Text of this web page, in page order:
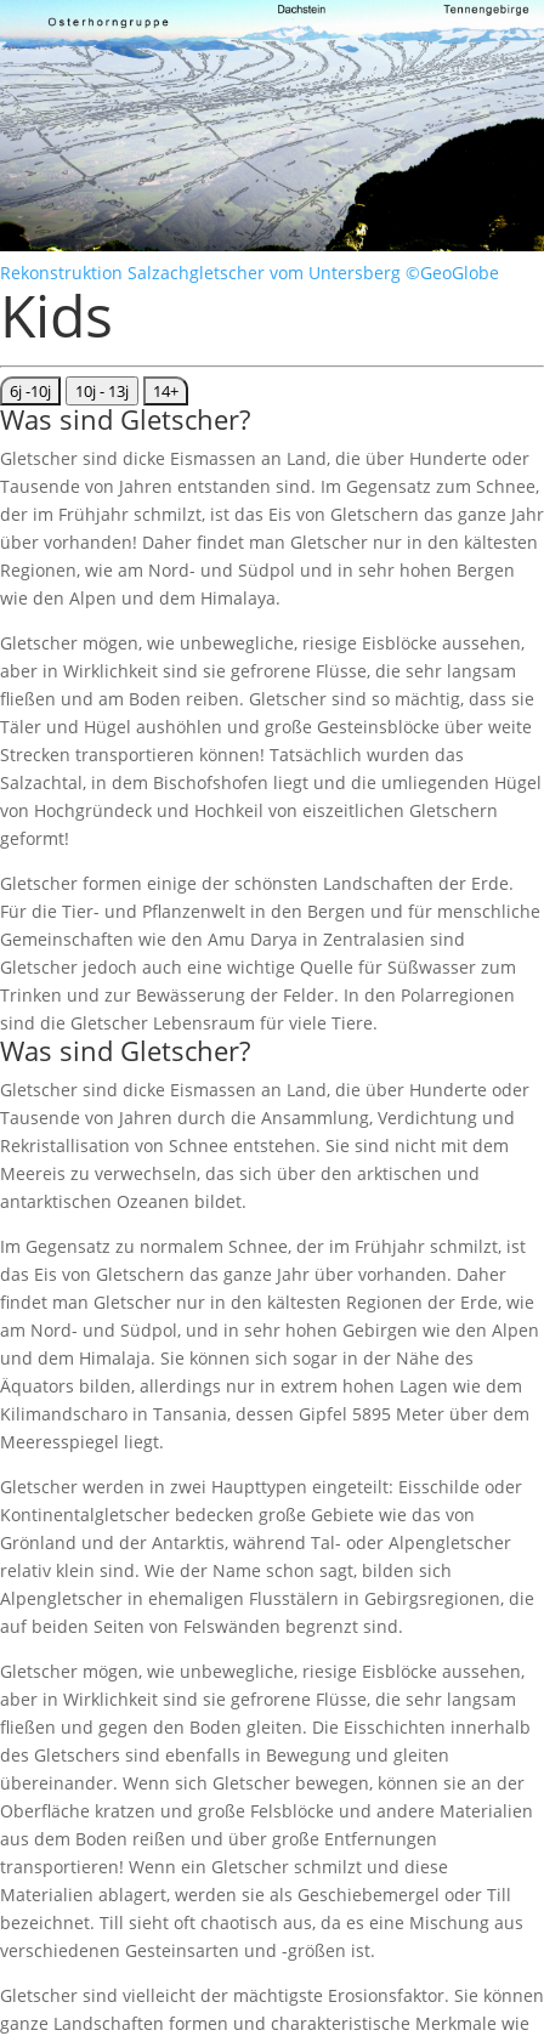
Rekonstruktion Salzachgletscher vom Untersberg ©GeoGlobe
Kids
6j -10j 10j - 13j 14+
Was sind Gletscher?
Gletscher sind dicke Eismassen an Land, die über Hunderte oder
Tausende von Jahren entstanden sind. Im Gegensatz zum Schnee,
der im Frühjahr schmilzt, ist das Eis von Gletschern das ganze Jahr
über vorhanden! Daher findet man Gletscher nur in den kältesten
Regionen, wie am Nord- und Südpol und in sehr hohen Bergen
wie den Alpen und dem Himalaya.
Gletscher mögen, wie unbewegliche, riesige Eisblöcke aussehen,
aber in Wirklichkeit sind sie gefrorene Flüsse, die sehr langsam
fließen und am Boden reiben. Gletscher sind so mächtig, dass sie
Täler und Hügel aushöhlen und große Gesteinsblöcke über weite
Strecken transportieren können! Tatsächlich wurden das
Salzachtal, in dem Bischofshofen liegt und die umliegenden Hügel
von Hochgründeck und Hochkeil von eiszeitlichen Gletschern
geformt!
Gletscher formen einige der schönsten Landschaften der Erde.
Für die Tier- und Pflanzenwelt in den Bergen und für menschliche
Gemeinschaften wie den Amu Darya in Zentralasien sind
Gletscher jedoch auch eine wichtige Quelle für Süßwasser zum
Trinken und zur Bewässerung der Felder. In den Polarregionen
sind die Gletscher Lebensraum für viele Tiere.
Was sind Gletscher?
Gletscher sind dicke Eismassen an Land, die über Hunderte oder
Tausende von Jahren durch die Ansammlung, Verdichtung und
Rekristallisation von Schnee entstehen. Sie sind nicht mit dem
Meereis zu verwechseln, das sich über den arktischen und
antarktischen Ozeanen bildet.
Im Gegensatz zu normalem Schnee, der im Frühjahr schmilzt, ist
das Eis von Gletschern das ganze Jahr über vorhanden. Daher
findet man Gletscher nur in den kältesten Regionen der Erde, wie
am Nord- und Südpol, und in sehr hohen Gebirgen wie den Alpen
und dem Himalaja. Sie können sich sogar in der Nähe des
Äquators bilden, allerdings nur in extrem hohen Lagen wie dem
Kilimandscharo in Tansania, dessen Gipfel 5895 Meter über dem
Meeresspiegel liegt.
Gletscher werden in zwei Haupttypen eingeteilt: Eisschilde oder
Kontinentalgletscher bedecken große Gebiete wie das von
Grönland und der Antarktis, während Tal- oder Alpengletscher
relativ klein sind. Wie der Name schon sagt, bilden sich
Alpengletscher in ehemaligen Flusstälern in Gebirgsregionen, die
auf beiden Seiten von Felswänden begrenzt sind.
Gletscher mögen, wie unbewegliche, riesige Eisblöcke aussehen,
aber in Wirklichkeit sind sie gefrorene Flüsse, die sehr langsam
fließen und gegen den Boden gleiten. Die Eisschichten innerhalb
des Gletschers sind ebenfalls in Bewegung und gleiten
übereinander. Wenn sich Gletscher bewegen, können sie an der
Oberfläche kratzen und große Felsblöcke und andere Materialien
aus dem Boden reißen und über große Entfernungen
transportieren! Wenn ein Gletscher schmilzt und diese
Materialien ablagert, werden sie als Geschiebemergel oder Till
bezeichnet. Till sieht oft chaotisch aus, da es eine Mischung aus
verschiedenen Gesteinsarten und -größen ist.
Gletscher sind vielleicht der mächtigste Erosionsfaktor. Sie können
ganze Landschaften formen und charakteristische Merkmale wie